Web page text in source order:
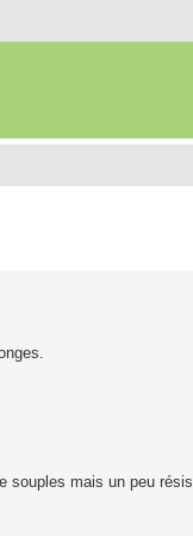
souples mais un peu